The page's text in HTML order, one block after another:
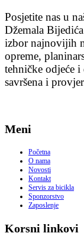
Posjetite nas u
Džemala
izbor najnovijih
opreme,
tehničke odjeće i
savršena i
Meni
Početna
O nama
Novosti
Kontakt
Servis za bicikla
Sponzorstvo
Zaposlenje
Korsni linkovi